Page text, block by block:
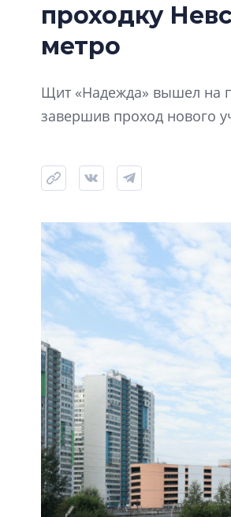
проходку
метро
Щит «Надежда» вышел на
завершив проход нового